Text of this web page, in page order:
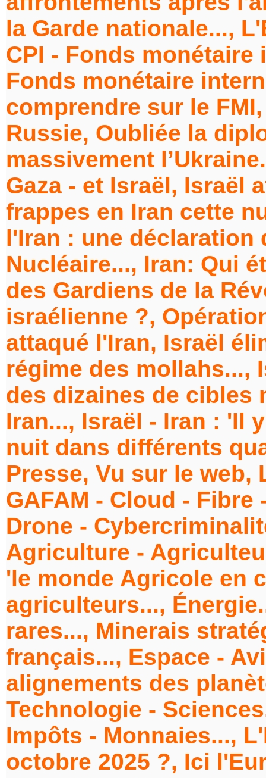
la Garde nationale...,
CPI - Fonds monétaire
Fonds monétaire
comprendre sur le
Russie, Oubliée la
massivement
Gaza - et Israël, Israël
frappes en Iran cette
l'Iran : une déclaration
Nucléaire..., Iran: Qui
des Gardiens de la
israélienne ?,
attaqué l'Iran, Israël
régime des mollahs...,
des dizaines de cibles
Iran..., Israël - Iran : 'Il
nuit dans différents
Presse, Vu sur le web,
GAFAM - Cloud - Fibre
Drone -
Agriculture -
'le monde Agricole en
agriculteurs...,
rares..., Minerais
français..., Espace -
alignements des
Technologie -
Impôts - Monnaies...,
octobre 2025 ?, Ici